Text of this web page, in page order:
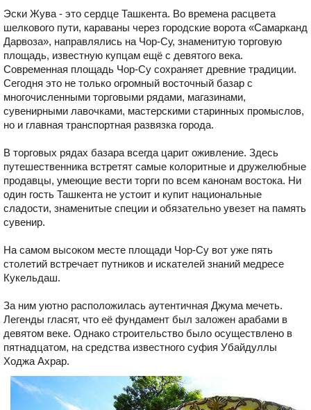
Эски Жува - это сердце Ташкента. Во времена расцвета
шелкового пути, караваны через городские ворота «Самарканд
Дарвоза», направлялись на Чор-Су, знаменитую торговую
площадь, известную купцам ещё с девятого века.
Современная площадь Чор-Су сохраняет древние традиции.
Сегодня это не только огромный восточный базар с
многочисленными торговыми рядами, магазинами,
сувенирными лавочками, мастерскими старинных промыслов,
но и главная транспортная развязка города.
В торговых рядах базара всегда царит оживление. Здесь
путешественника встретят самые колоритные и дружелюбные
продавцы, умеющие вести торги по всем канонам востока. Ни
один гость Ташкента не устоит и купит национальные
сладости, знаменитые специи и обязательно увезет на память
сувенир.
На самом высоком месте площади Чор-Су вот уже пять
столетий встречает путников и искателей знаний медресе
Кукельдаш.
За ним уютно расположилась аутентичная Джума мечеть.
Легенды гласят, что её фундамент был заложен арабами в
девятом веке. Однако строительство было осуществлено в
пятнадцатом, на средства известного суфия Убайдуллы
Ходжа Ахрар.